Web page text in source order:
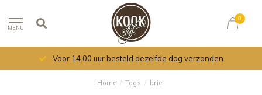
MENU
0
Voor 14.00 uur besteld dezelfde dag verzonden
Home / Tags / brie